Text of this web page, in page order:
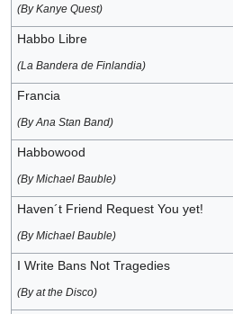
(By Kanye Quest)
Habbo Libre
(La Bandera de Finlandia)
Francia
(By Ana Stan Band)
Habbowood
(By Michael Bauble)
Haven´t Friend Request You yet!
(By Michael Bauble)
I Write Bans Not Tragedies
(By at the Disco)